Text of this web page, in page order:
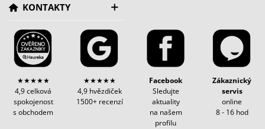
KONTAKTY
★★★★★
4,9 celková
spokojenost
s obchodem
★★★★★
4,9 hvězdiček
1500+ recenzí
Facebook
Sledujte
aktuality
na našem
profilu
Zákaznický
servis
online
8 - 16 hod